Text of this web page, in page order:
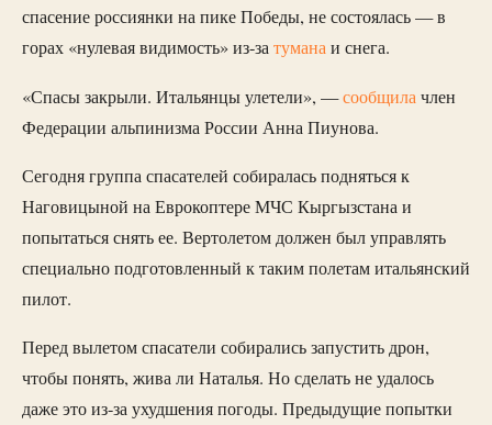
спасение россиянки на пике Победы, не состоялась — в
горах «нулевая видимость» из-затуманаи снега.
«Спасы закрыли. Итальянцы улетели», —сообщилачлен
Федерации альпинизма России Анна Пиунова.
Сегодня группа спасателей собиралась подняться к
Наговицыной на Еврокоптере МЧС Кыргызстана и
попытаться снять ее. Вертолетом должен был управлять
специально подготовленный к таким полетам итальянский
пилот.
Перед вылетом спасатели собирались запустить дрон,
чтобы понять, жива ли Наталья. Но сделать не удалось
даже это из-за ухудшения погоды. Предыдущие попытки